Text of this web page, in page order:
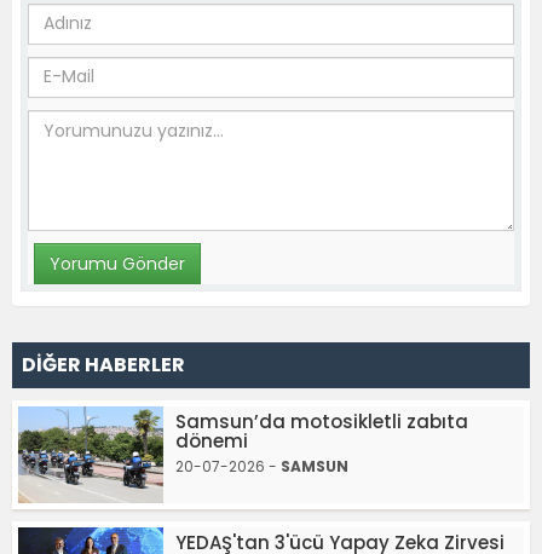
DİĞER HABERLER
Samsun’da motosikletli zabıta
dönemi
20-07-2026 - SAMSUN
YEDAŞ'tan 3'ücü Yapay Zeka Zirvesi